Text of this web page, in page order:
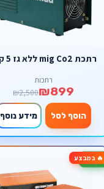
רתכת mig Co2 ללא גז 5 ק''ג
רתכות
₪899
₪2,500
הוסף לסל מידע נוסף
🔥 במבצע-61%